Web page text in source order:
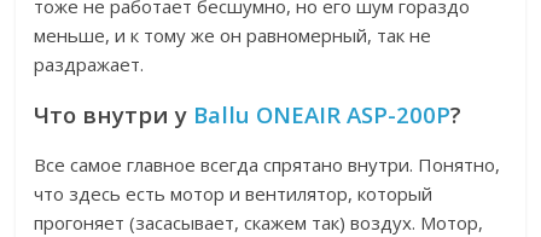
тоже не работает бесшумно, но его шум гораздо
меньше, и к тому же он равномерный, так не
раздражает.
Что внутри у Ballu ONEAIR ASP-200P?
Все самое главное всегда спрятано внутри. Понятно,
что здесь есть мотор и вентилятор, который
прогоняет (засасывает, скажем так) воздух. Мотор,